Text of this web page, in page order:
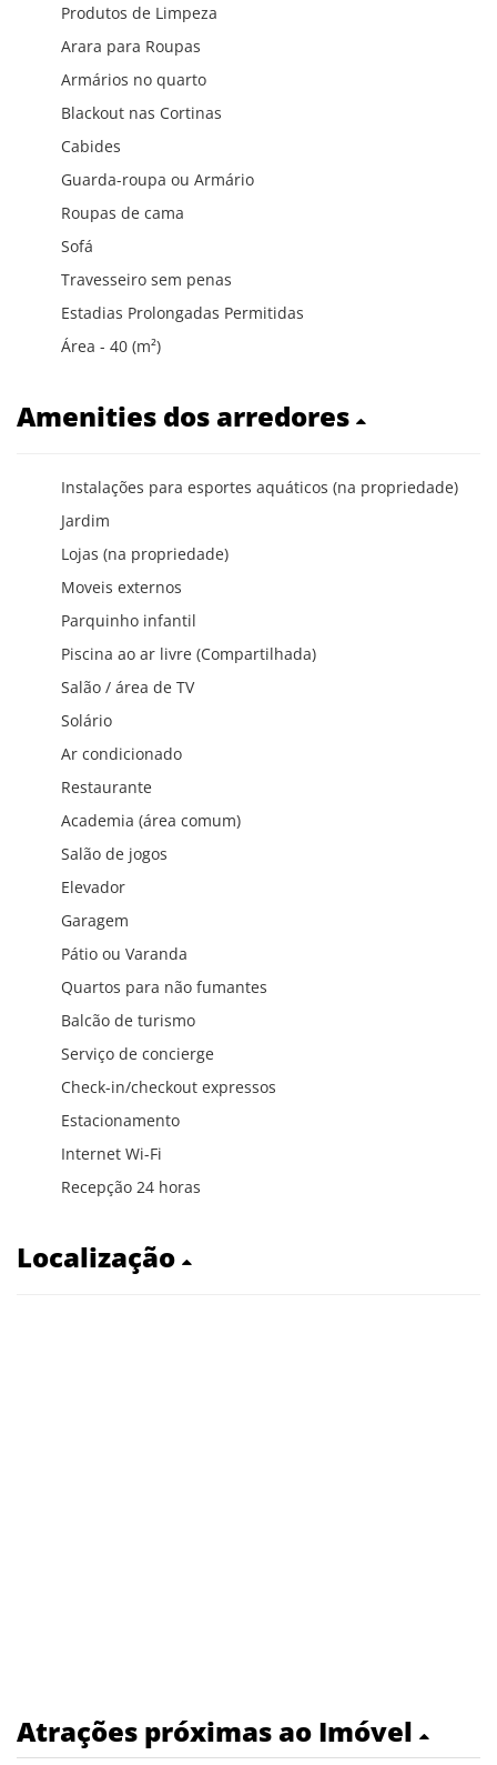
Produtos de Limpeza
Arara para Roupas
Armários no quarto
Blackout nas Cortinas
Cabides
Guarda-roupa ou Armário
Roupas de cama
Sofá
Travesseiro sem penas
Estadias Prolongadas Permitidas
Área - 40 (m²)
Amenities dos arredores
Instalações para esportes aquáticos (na propriedade)
Jardim
Lojas (na propriedade)
Moveis externos
Parquinho infantil
Piscina ao ar livre (Compartilhada)
Salão / área de TV
Solário
Ar condicionado
Restaurante
Academia (área comum)
Salão de jogos
Elevador
Garagem
Pátio ou Varanda
Quartos para não fumantes
Balcão de turismo
Serviço de concierge
Check-in/checkout expressos
Estacionamento
Internet Wi-Fi
Recepção 24 horas
Localização
Atrações próximas ao Imóvel